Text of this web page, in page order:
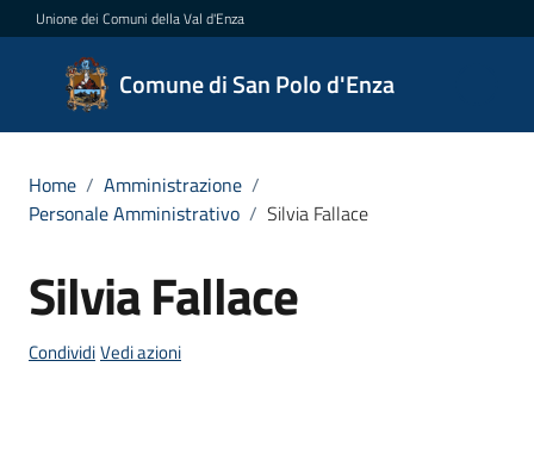
Vai al contenuto
Vai alla navigazione
Vai al footer
Unione dei Comuni della Val d'Enza
Comune di San Polo d'Enza
Comune
di San
d'Enza
Amministrazione
Menu selezionato
Novità
Home / Amministrazione /
Personale Amministrativo / Silvia Fallace
Salta al contenuto
Silvia Fallace
CondividiVedi azioni